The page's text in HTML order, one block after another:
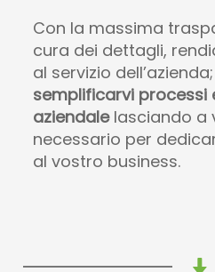
Con la massima
cura dei dettagli,
al servizio dell’azienda;
semplificarvi processi
aziendalelasciando a
necessario per
al vostro business.